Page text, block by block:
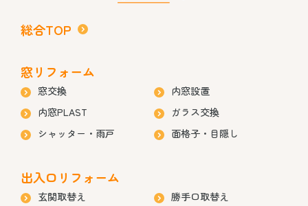
総合TOP
窓リフォーム
窓交換
内窓設置
内窓PLAST
ガラス交換
シャッター・雨戸
面格子・目隠し
出入口リフォーム
玄関取替え 勝手口取替え